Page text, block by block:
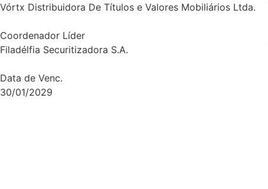
Vórtx Distribuidora De Títulos e Valores Mobiliários Ltda.
Coordenador Líder
Filadélfia Securitizadora S.A.
Data de Venc.
30/01/2029